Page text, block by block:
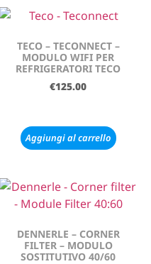
TECO – TECONNECT –
MODULO WIFI PER
REFRIGERATORI TECO
€125.00
Aggiungi al carrello
DENNERLE – CORNER
FILTER – MODULO
SOSTITUTIVO 40/60